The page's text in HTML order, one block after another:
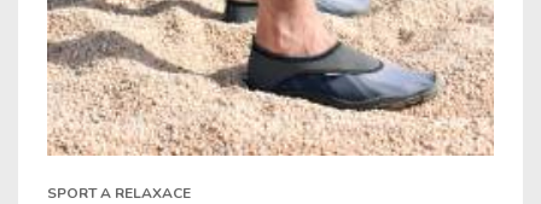
SPORT A RELAXACE